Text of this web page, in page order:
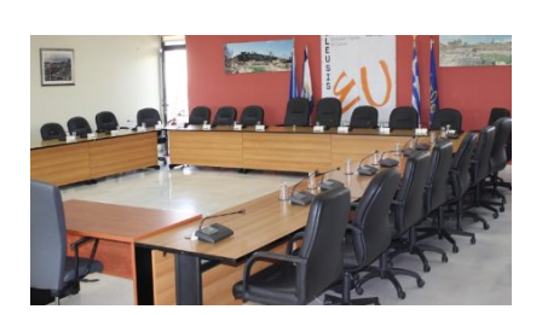
Δίωξη για απόπειρα
ανθρωποκτονίας στους δύο
αστυνομικούς
08.07.2026 | 22:30
Ομαδικός βιασμός 19χρονης στο
Α.Τ. Ομονοίας: Ο Εισαγγελέας
πρότεινε την αθώωση των